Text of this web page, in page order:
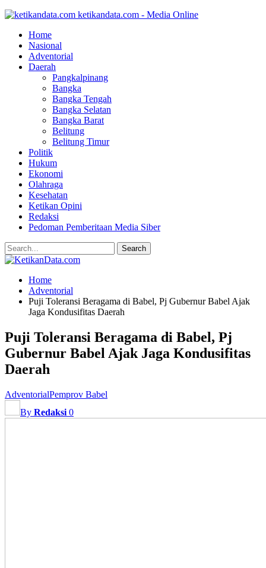
ketikandata.com - Media Online
Home
Nasional
Adventorial
Daerah
Pangkalpinang
Bangka
Bangka Tengah
Bangka Selatan
Bangka Barat
Belitung
Belitung Timur
Politik
Hukum
Ekonomi
Olahraga
Kesehatan
Ketikan Opini
Redaksi
Pedoman Pemberitaan Media Siber
Home
Adventorial
Puji Toleransi Beragama di Babel, Pj Gubernur Babel Ajak
Jaga Kondusifitas Daerah
Puji Toleransi Beragama di Babel, Pj
Gubernur Babel Ajak Jaga Kondusifitas
Daerah
AdventorialPemprov Babel
By Redaksi 0